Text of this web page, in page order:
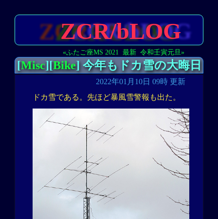
ZCR/bLOG
«ふたご座MS 2021 最新 令和壬寅元旦»
[Misc][Bike] 今年もドカ雪の大晦日
2022年01月10日 09時 更新
ドカ雪である。先ほど暴風雪警報も出た。